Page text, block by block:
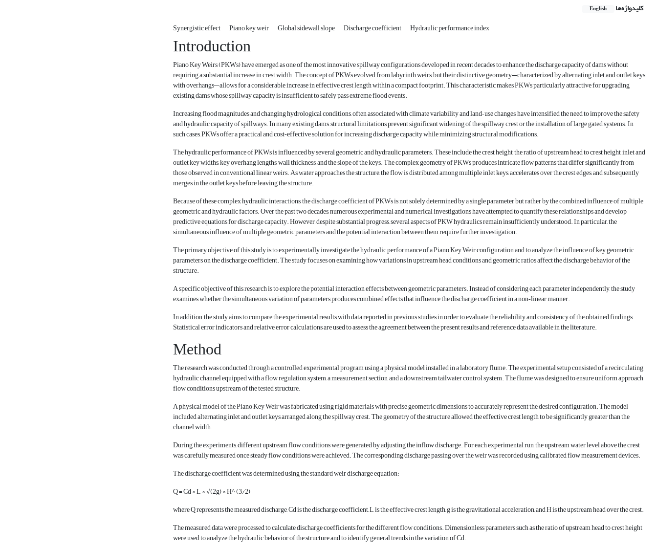
کلیدواژه‌ها English
Synergistic effect Piano key weir Global sidewall slope Discharge coefficient Hydraulic performance index
Introduction
Piano Key Weirs (PKWs) have emerged as one of the most innovative spillway configurations developed in recent decades to enhance the discharge capacity of dams without
requiring a substantial increase in crest width. The concept of PKWs evolved from labyrinth weirs, but their distinctive geometry—characterized by alternating inlet and outlet keys
with overhangs—allows for a considerable increase in effective crest length within a compact footprint. This characteristic makes PKWs particularly attractive for upgrading
existing dams whose spillway capacity is insufficient to safely pass extreme flood events.
Increasing flood magnitudes and changing hydrological conditions, often associated with climate variability and land‑use changes, have intensified the need to improve the safety
and hydraulic capacity of spillways. In many existing dams, structural limitations prevent significant widening of the spillway crest or the installation of large gated systems. In
such cases, PKWs offer a practical and cost‑effective solution for increasing discharge capacity while minimizing structural modifications.
The hydraulic performance of PKWs is influenced by several geometric and hydraulic parameters. These include the crest height, the ratio of upstream head to crest height, inlet and
outlet key widths, key overhang lengths, wall thickness, and the slope of the keys. The complex geometry of PKWs produces intricate flow patterns that differ significantly from
those observed in conventional linear weirs. As water approaches the structure, the flow is distributed among multiple inlet keys, accelerates over the crest edges, and subsequently
merges in the outlet keys before leaving the structure.
Because of these complex hydraulic interactions, the discharge coefficient of PKWs is not solely determined by a single parameter but rather by the combined influence of multiple
geometric and hydraulic factors. Over the past two decades, numerous experimental and numerical investigations have attempted to quantify these relationships and develop
predictive equations for discharge capacity. However, despite substantial progress, several aspects of PKW hydraulics remain insufficiently understood. In particular, the
simultaneous influence of multiple geometric parameters and the potential interaction between them require further investigation.
The primary objective of this study is to experimentally investigate the hydraulic performance of a Piano Key Weir configuration and to analyze the influence of key geometric
parameters on the discharge coefficient. The study focuses on examining how variations in upstream head conditions and geometric ratios affect the discharge behavior of the
structure.
A specific objective of this research is to explore the potential interaction effects between geometric parameters. Instead of considering each parameter independently, the study
examines whether the simultaneous variation of parameters produces combined effects that influence the discharge coefficient in a non‑linear manner.
In addition, the study aims to compare the experimental results with data reported in previous studies in order to evaluate the reliability and consistency of the obtained findings.
Statistical error indicators and relative error calculations are used to assess the agreement between the present results and reference data available in the literature.
Method
The research was conducted through a controlled experimental program using a physical model installed in a laboratory flume. The experimental setup consisted of a recirculating
hydraulic channel equipped with a flow regulation system, a measurement section, and a downstream tailwater control system. The flume was designed to ensure uniform approach
flow conditions upstream of the tested structure.
A physical model of the Piano Key Weir was fabricated using rigid materials with precise geometric dimensions to accurately represent the desired configuration. The model
included alternating inlet and outlet keys arranged along the spillway crest. The geometry of the structure allowed the effective crest length to be significantly greater than the
channel width.
During the experiments, different upstream flow conditions were generated by adjusting the inflow discharge. For each experimental run, the upstream water level above the crest
was carefully measured once steady flow conditions were achieved. The corresponding discharge passing over the weir was recorded using calibrated flow measurement devices.
The discharge coefficient was determined using the standard weir discharge equation:
Q = Cd × L × √(2g) × H^ (3/2)
where Q represents the measured discharge, Cd is the discharge coefficient, L is the effective crest length, g is the gravitational acceleration, and H is the upstream head over the crest.
The measured data were processed to calculate discharge coefficients for the different flow conditions. Dimensionless parameters such as the ratio of upstream head to crest height
were used to analyze the hydraulic behavior of the structure and to identify general trends in the variation of Cd.